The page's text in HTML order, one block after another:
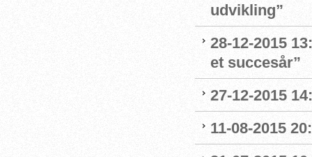
udvikling”
28-12-2015
et succesår”
27-12-2015
11-08-2015